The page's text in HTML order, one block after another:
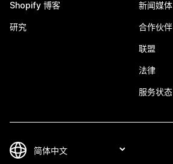
Shopify 博客
研究
新闻媒体
合作伙伴
联盟
法律
服务状态